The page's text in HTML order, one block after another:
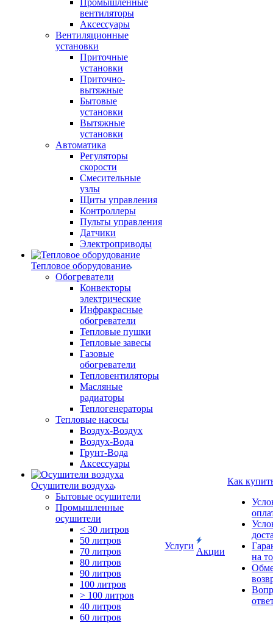
Промышленные
вентиляторы
Аксессуары
Вентиляционные
установки
Приточные
установки
Приточно-
вытяжные
Бытовые
установки
Вытяжные
установки
Автоматика
Регуляторы
скорости
Смесительные
узлы
Щиты управления
Контроллеры
Пульты управления
Датчики
Электроприводы
Тепловое оборудование
Обогреватели
Конвекторы
электрические
Инфракрасные
обогреватели
Тепловые пушки
Тепловые завесы
Газовые
обогреватели
Тепловентиляторы
Масляные
радиаторы
Теплогенераторы
Тепловые насосы
Воздух-Воздух
Воздух-Вода
Грунт-Вода
Аксессуары
Осушители воздуха
Бытовые осушители
Промышленные
осушители
< 30 литров
50 литров
70 литров
80 литров
90 литров
100 литров
> 100 литров
40 литров
60 литров
Услуги
Акции
Как
на